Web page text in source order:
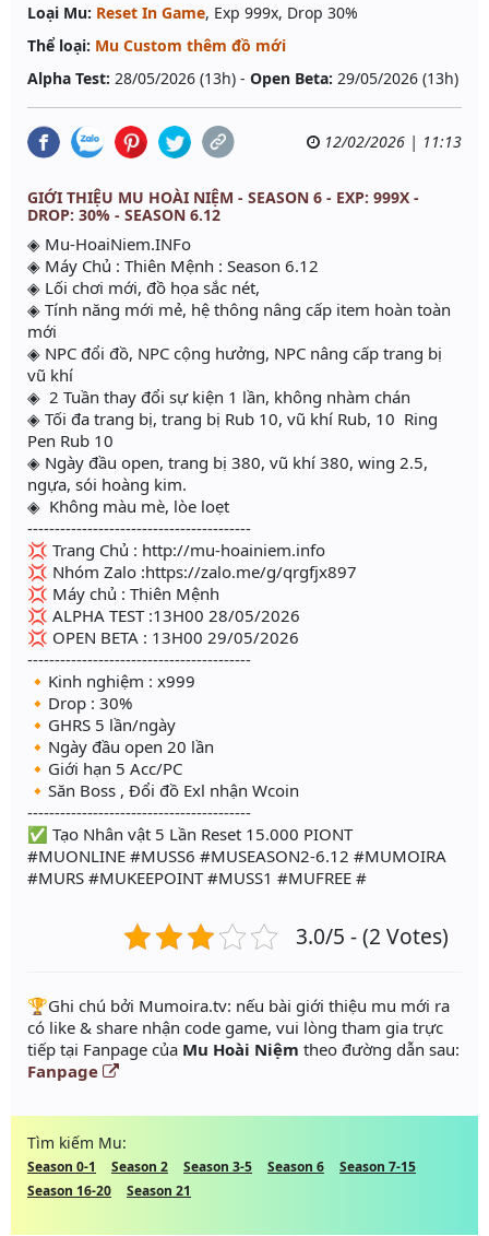
Loại Mu: Reset In Game, Exp 999x, Drop 30%
Thể loại: Mu Custom thêm đồ mới
Alpha Test: 28/05/2026 (13h) - Open Beta: 29/05/2026 (13h)
12/02/2026 | 11:13
GIỚI THIỆU MU HOÀI NIỆM - SEASON 6 - EXP: 999X -
DROP: 30% - SEASON 6.12
◈ Mu-HoaiNiem.INFo
◈ Máy Chủ : Thiên Mệnh : Season 6.12
◈ Lối chơi mới, đồ họa sắc nét,
◈ Tính năng mới mẻ, hệ thông nâng cấp item hoàn toàn
mới
◈ NPC đổi đồ, NPC cộng hưởng, NPC nâng cấp trang bị
vũ khí
◈ 2 Tuần thay đổi sự kiện 1 lần, không nhàm chán
◈ Tối đa trang bị, trang bị Rub 10, vũ khí Rub, 10 Ring
Pen Rub 10
◈ Ngày đầu open, trang bị 380, vũ khí 380, wing 2.5,
ngựa, sói hoàng kim.
◈ Không màu mè, lòe loẹt
-----------------------------------------
💢 Trang Chủ : http://mu-hoainiem.info
💢 Nhóm Zalo :https://zalo.me/g/qrgfjx897
💢 Máy chủ : Thiên Mệnh
💢 ALPHA TEST :13H00 28/05/2026
💢 OPEN BETA : 13H00 29/05/2026
-----------------------------------------
🔸Kinh nghiệm : x999
🔸Drop : 30%
🔸GHRS 5 lần/ngày
🔸Ngày đầu open 20 lần
🔸Giới hạn 5 Acc/PC
🔸Săn Boss , Đổi đồ Exl nhận Wcoin
-----------------------------------------
✅ Tạo Nhân vật 5 Lần Reset 15.000 PIONT
#MUONLINE #MUSS6 #MUSEASON2-6.12 #MUMOIRA
#MURS #MUKEEPOINT #MUSS1 #MUFREE #
3.0/5 - (2 Votes)
️🏆Ghi chú bởi Mumoira.tv: nếu bài giới thiệu mu mới ra
có like & share nhận code game, vui lòng tham gia trực
tiếp tại Fanpage của Mu Hoài Niệm theo đường dẫn sau:
Fanpage
Tìm kiếm Mu:
Season 0-1 Season 2 Season 3-5 Season 6
Season 7-15
Season 16-20
Season 21